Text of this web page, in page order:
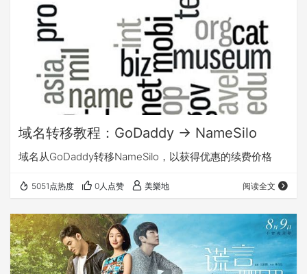
域名转移教程：GoDaddy -> NameSilo
域名从GoDaddy转移NameSilo，以获得优惠的续费价格
5051点热度 0人点赞 美樂地 阅读全文